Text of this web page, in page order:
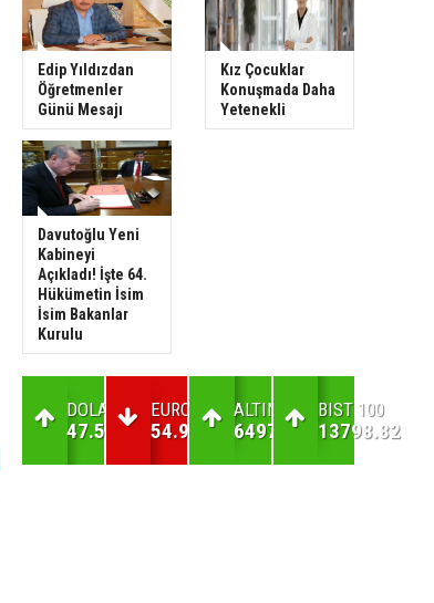
Edip Yıldızdan
Öğretmenler
Günü Mesajı
Kız Çocuklar
Konuşmada Daha
Yetenekli
Davutoğlu Yeni
Kabineyi
Açıkladı! İşte 64.
Hükümetin İsim
İsim Bakanlar
Kurulu
DOLAR
47.59
EURO
54.95
ALTIN
6497.78
BIST 100
13798.82